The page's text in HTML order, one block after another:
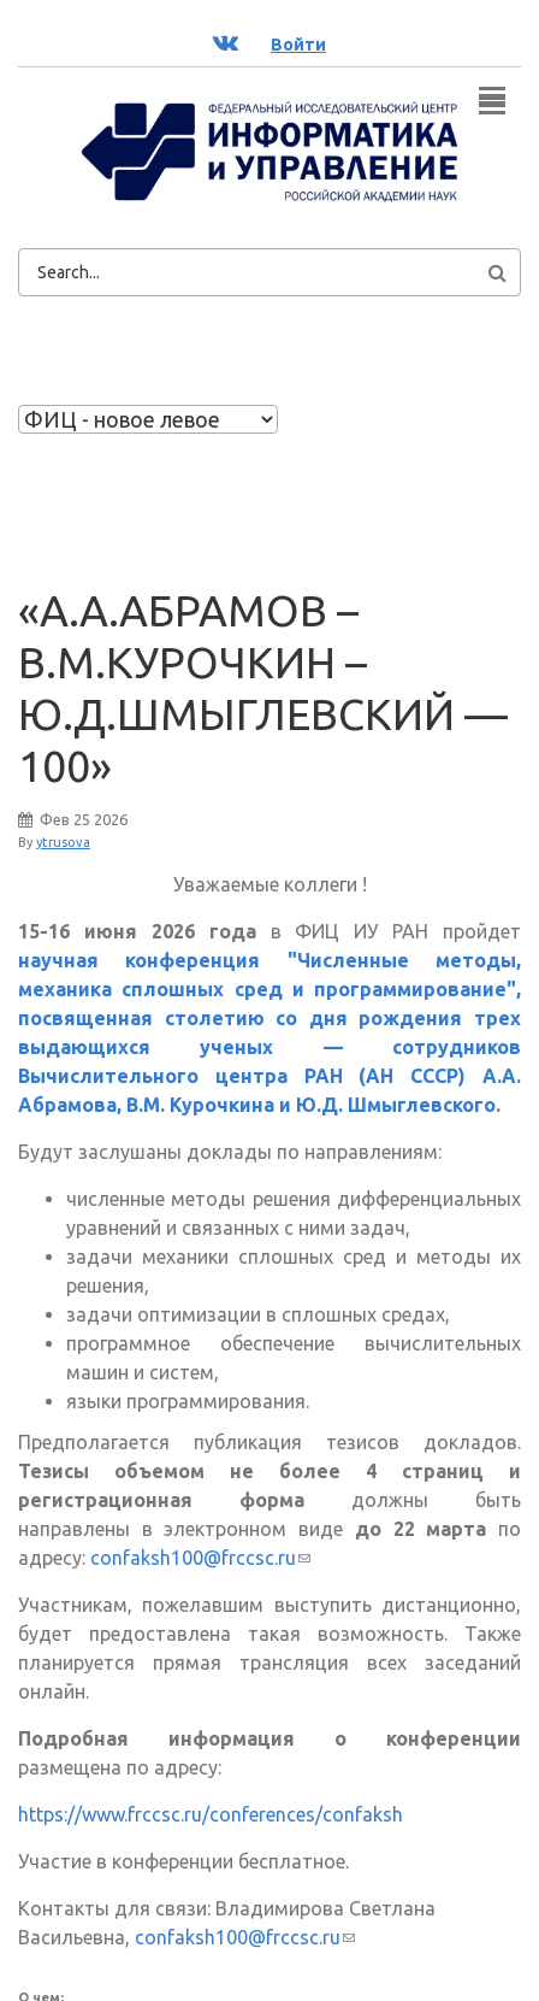
ВК Войти
ФОРМА
«А.А.АБРАМОВ –
В.М.КУРОЧКИН –
Ю.Д.ШМЫГЛЕВСКИЙ —
100»
Фев 25 2026
By ytrusova
Уважаемые коллеги !
15-16 июня 2026 года в ФИЦ ИУ РАН пройдет
научная конференция "Численные методы,
механика сплошных сред и программирование",
посвященная столетию со дня рождения трех
выдающихся ученых — сотрудников
Вычислительного центра РАН (АН СССР) А.А.
Абрамова, В.М. Курочкина и Ю.Д. Шмыглевского.
Будут заслушаны доклады по направлениям:
численные методы решения дифференциальных
уравнений и связанных с ними задач,
задачи механики сплошных сред и методы их
решения,
задачи оптимизации в сплошных средах,
программное обеспечение вычислительных
машин и систем,
языки программирования.
Предполагается публикация тезисов докладов.
Тезисы объемом не более 4 страниц и
регистрационная форма должны быть
направлены в электронном виде до 22 марта по
адресу: confaksh100@frccsc.ru(ссылка для отправки
Участникам, пожелавшим выступить дистанционно,
будет предоставлена такая возможность. Также
планируется прямая трансляция всех заседаний
онлайн.
Подробная информация о конференции
размещена по адресу:
https://www.frccsc.ru/conferences/confaksh
Участие в конференции бесплатное.
Контакты для связи: Владимирова Светлана
Васильевна, confaksh100@frccsc.ru(ссылка для
О чем: